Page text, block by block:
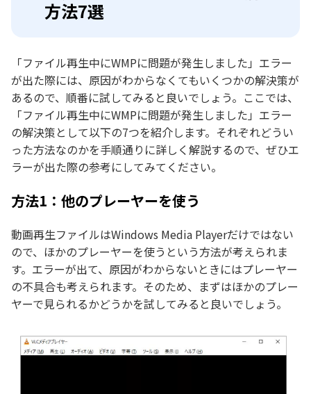
方法7選
「ファイル再生中にWMPに問題が発生しました」エラー
が出た際には、原因がわからなくてもいくつかの解決策が
あるので、順番に試してみると良いでしょう。ここでは、
「ファイル再生中にWMPに問題が発生しました」エラー
の解決策として以下の7つを紹介します。それぞれどうい
った方法なのかを手順通りに詳しく解説するので、ぜひエ
ラーが出た際の参考にしてみてください。
方法1：他のプレーヤーを使う
動画再生ファイルはWindows Media Playerだけではない
ので、ほかのプレーヤーを使うという方法が考えられま
す。エラーが出て、原因がわからないときにはプレーヤー
の不具合も考えられます。そのため、まずはほかのプレー
ヤーで見られるかどうかを試してみると良いでしょう。